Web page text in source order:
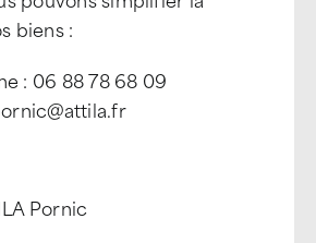
biens :
: 06 88 78 68 09
Pornic